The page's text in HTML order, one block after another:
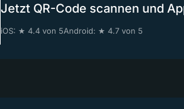
Jetzt QR-Code scannen und
iOS: ★ 4.4 von 5Android: ★ 4.7 von 5